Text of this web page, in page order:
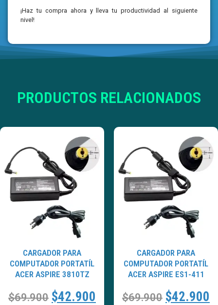
¡Haz tu compra ahora y lleva tu productividad al siguiente
nivel!
PRODUCTOS RELACIONADOS
CARGADOR PARA
COMPUTADOR PORTATÍL
ACER ASPIRE 3810TZ
$69.900 $42.900
CARGADOR PARA
COMPUTADOR PORTATÍL
ACER ASPIRE ES1-411
$69.900 $42.900